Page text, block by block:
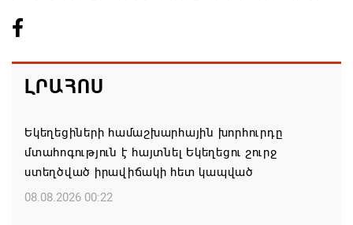
ԼՐԱՀՈՍ
Եկեղեցիների համաշխարհային խորհուրդը
մտահոգություն է հայտնել Եկեղեցու շուրջ
ստեղծված իրավիճակի հետ կապված
08.08.2026 00:22